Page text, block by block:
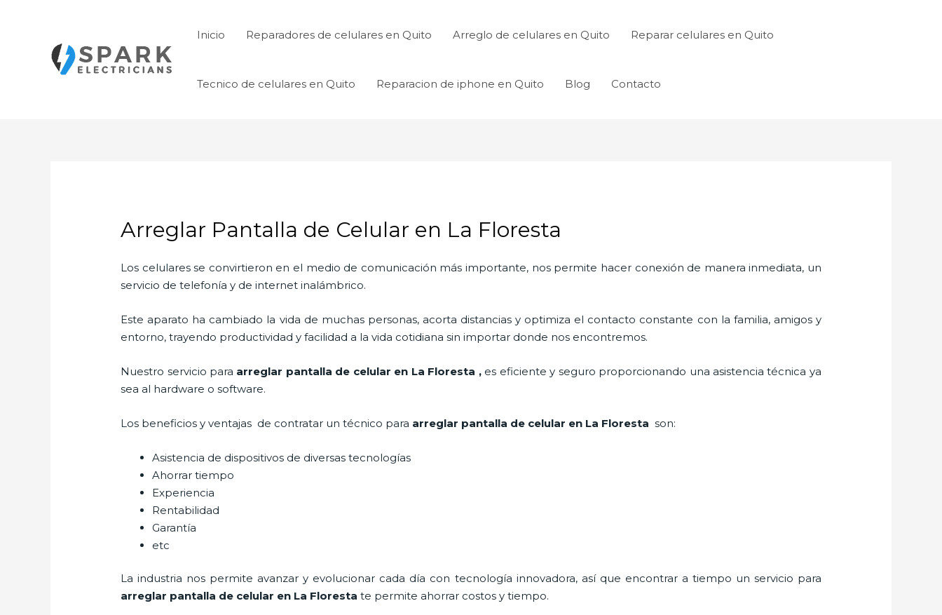
Inicio Reparadores de celulares en Quito Arreglo de celulares en Quito Reparar celulares en Quito
Tecnico de celulares en Quito Reparacion de iphone en Quito Blog Contacto
Arreglar Pantalla de Celular en La Floresta
Los celulares se convirtieron en el medio de comunicación más importante, nos permite hacer conexión de manera inmediata, un
servicio de telefonía y de internet inalámbrico.
Este aparato ha cambiado la vida de muchas personas, acorta distancias y optimiza el contacto constante con la familia, amigos y
entorno, trayendo productividad y facilidad a la vida cotidiana sin importar donde nos encontremos.
Nuestro servicio para arreglar pantalla de celular en La Floresta ,es eficiente y seguro proporcionando una asistencia técnica ya
sea al hardware o software.
Los beneficios y ventajas de contratar un técnico para arreglar pantalla de celular en La Florestason:
Asistencia de dispositivos de diversas tecnologías
Ahorrar tiempo
Experiencia
Rentabilidad
Garantía
etc
La industria nos permite avanzar y evolucionar cada día con tecnología innovadora, así que encontrar a tiempo un servicio para
arreglar pantalla de celular en La Floresta te permite ahorrar costos y tiempo.